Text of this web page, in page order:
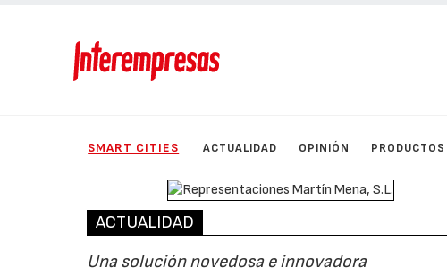
SMART CITIES ACTUALIDAD OPINIÓN PRODUCTOS
ACTUALIDAD
Una solución novedosa e innovadora